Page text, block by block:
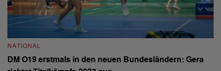
NATIONAL
DM O19 erstmals in den neuen Bundesländern: Gera